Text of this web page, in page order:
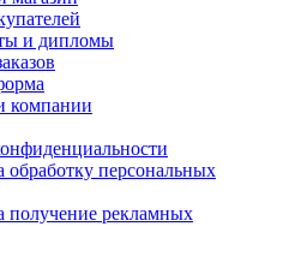
и дипломы
компании
обработку персональных
получение рекламных